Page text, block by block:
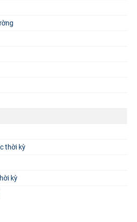
thời kỳ
kỳ